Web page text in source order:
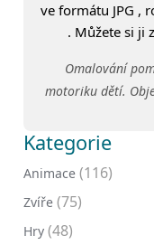
ve formátu JPG ,
. Můžete si ji
Omalování
motoriku dětí.
Kategorie
Animace (116)
Zvíře (75)
Hry (48)